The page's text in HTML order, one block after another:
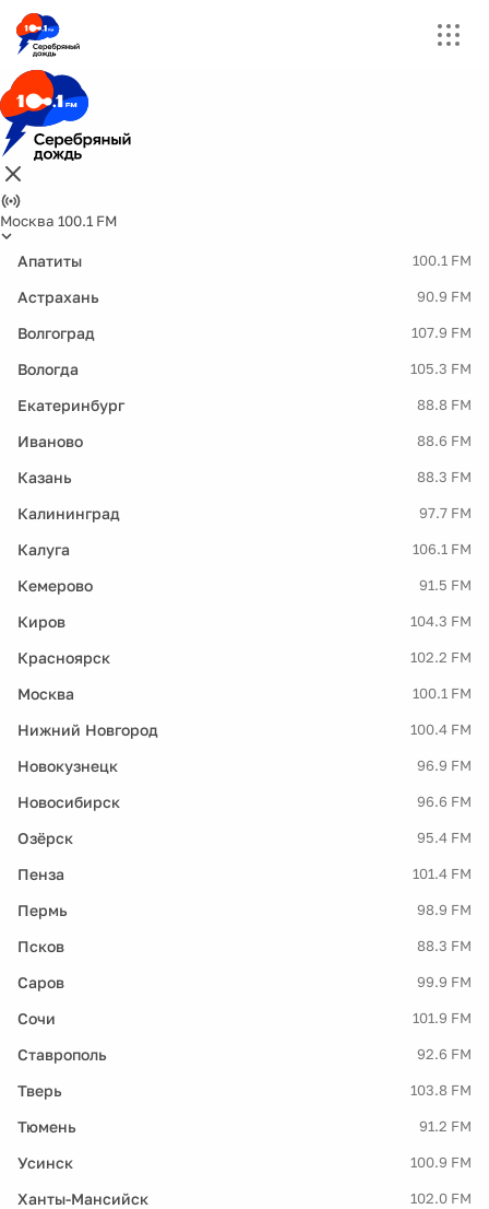
Москва 100.1 FM
Апатиты 100.1 FM
Астрахань 90.9 FM
Волгоград 107.9 FM
Вологда 105.3 FM
Екатеринбург 88.8 FM
Иваново 88.6 FM
Казань 88.3 FM
Калининград 97.7 FM
Калуга 106.1 FM
Кемерово 91.5 FM
Киров 104.3 FM
Красноярск 102.2 FM
Москва 100.1 FM
Нижний Новгород 100.4 FM
Новокузнецк 96.9 FM
Новосибирск 96.6 FM
Озёрск 95.4 FM
Пенза 101.4 FM
Пермь 98.9 FM
Псков 88.3 FM
Саров 99.9 FM
Сочи 101.9 FM
Ставрополь 92.6 FM
Тверь 103.8 FM
Тюмень 91.2 FM
Усинск 100.9 FM
Ханты-Мансийск 102.0 FM